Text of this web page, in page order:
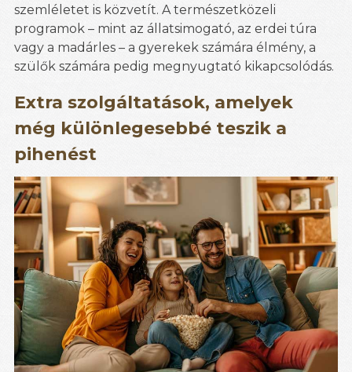
szemléletet is közvetít. A természetközeli
programok – mint az állatsimogató, az erdei túra
vagy a madárles – a gyerekek számára élmény, a
szülők számára pedig megnyugtató kikapcsolódás.
Extra szolgáltatások, amelyek
még különlegesebbé teszik a
pihenést